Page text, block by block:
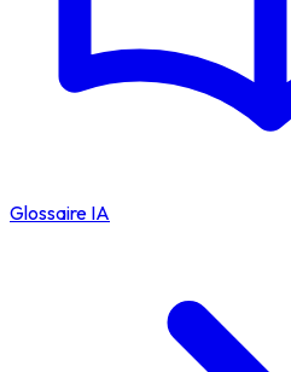
Glossaire IA